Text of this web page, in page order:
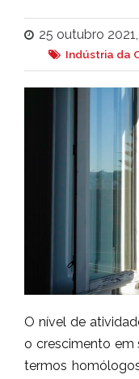
25 outubro
Indústria da
O nível de
o crescimento em
termos